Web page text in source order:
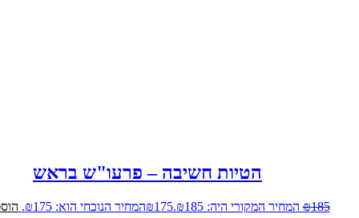
הטיות חשיבה – פרעו"ש בראש
₪185 המחיר המקורי היה: ₪185. ₪175 המחיר הנוכחי הוא: ₪175.